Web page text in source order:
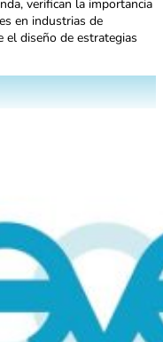
verifican la importancia
en industrias de
el diseño de estrategias